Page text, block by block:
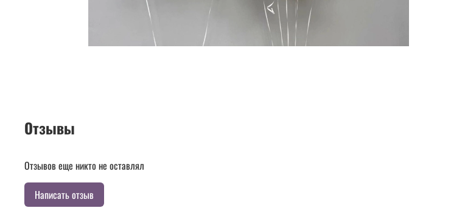
Отзывы
Отзывов еще никто не оставлял
Написать отзыв